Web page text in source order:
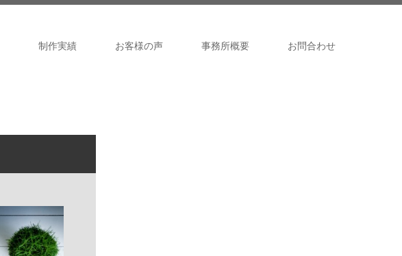
制作実績 お客様の声 事務所概要 お問合わせ